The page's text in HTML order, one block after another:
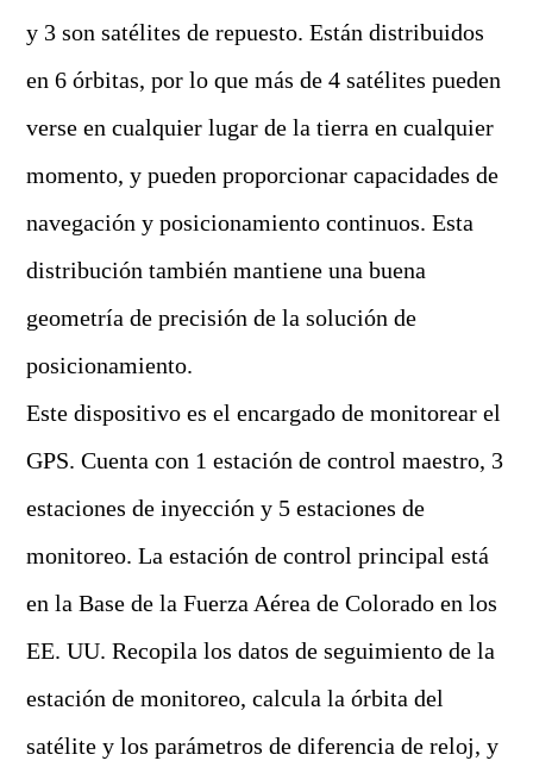
y 3 son satélites de repuesto. Están distribuidos
en 6 órbitas, por lo que más de 4 satélites pueden
verse en cualquier lugar de la tierra en cualquier
momento, y pueden proporcionar capacidades de
navegación y posicionamiento continuos. Esta
distribución también mantiene una buena
geometría de precisión de la solución de
posicionamiento.
Este dispositivo es el encargado de monitorear el
GPS. Cuenta con 1 estación de control maestro, 3
estaciones de inyección y 5 estaciones de
monitoreo. La estación de control principal está
en la Base de la Fuerza Aérea de Colorado en los
EE. UU. Recopila los datos de seguimiento de la
estación de monitoreo, calcula la órbita del
satélite y los parámetros de diferencia de reloj, y